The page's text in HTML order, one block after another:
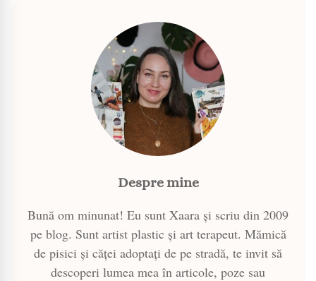
Despre mine
Bună om minunat! Eu sunt Xaara și scriu din 2009
pe blog. Sunt artist plastic și art terapeut. Mămică
de pisici și căței adoptați de pe stradă, te invit să
descoperi lumea mea în articole, poze sau